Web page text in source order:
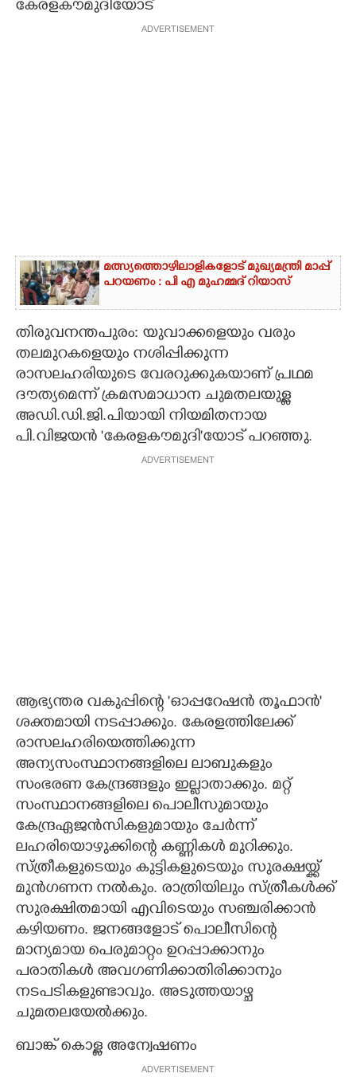
കേരളകൗമുദിയോട്
ADVERTISEMENT
മത്സ്യത്തൊഴിലാളികളോട് മുഖ്യമന്ത്രി മാപ്പ്
പറയണം : പി എ മുഹമ്മദ് റിയാസ്
തിരുവനന്തപുരം: യുവാക്കളെയും വരും
തലമുറകളെയും നശിപ്പിക്കുന്ന
രാസലഹരിയുടെ വേരറുക്കുകയാണ് പ്രഥമ
ദൗത്യമെന്ന് ക്രമസമാധാന ചുമതലയുള്ള
അഡി.ഡി.ജി.പിയായി നിയമിതനായ
പി.വിജയൻ 'കേരളകൗമുദി'യോട് പറഞ്ഞു.
ADVERTISEMENT
ആഭ്യന്തര വകുപ്പിന്റെ 'ഓപ്പറേഷൻ തൂഫാൻ'
ശക്തമായി നടപ്പാക്കും. കേരളത്തിലേക്ക്
രാസലഹരിയെത്തിക്കുന്ന
അന്യസംസ്ഥാനങ്ങളിലെ ലാബുകളും
സംഭരണ കേന്ദ്രങ്ങളും ഇല്ലാതാക്കും. മറ്റ്
സംസ്ഥാനങ്ങളിലെ പൊലീസുമായും
കേന്ദ്രഏജൻസികളുമായും ചേർന്ന്
ലഹരിയൊഴുക്കിന്റെ കണ്ണികൾ മുറിക്കും.
സ്ത്രീകളുടെയും കുട്ടികളുടെയും സുരക്ഷയ്ക്ക്
മുൻഗണന നൽകും. രാത്രിയിലും സ്ത്രീകൾക്ക്
സുരക്ഷിതമായി എവിടെയും സഞ്ചരിക്കാൻ
കഴിയണം. ജനങ്ങളോട് പൊലീസിന്റെ
മാന്യമായ പെരുമാറ്റം ഉറപ്പാക്കാനും
പരാതികൾ അവഗണിക്കാതിരിക്കാനും
നടപടികളുണ്ടാവും. അടുത്തയാഴ്ച
ചുമതലയേൽക്കും.
ബാങ്ക് കൊള്ള അന്വേഷണം
ADVERTISEMENT